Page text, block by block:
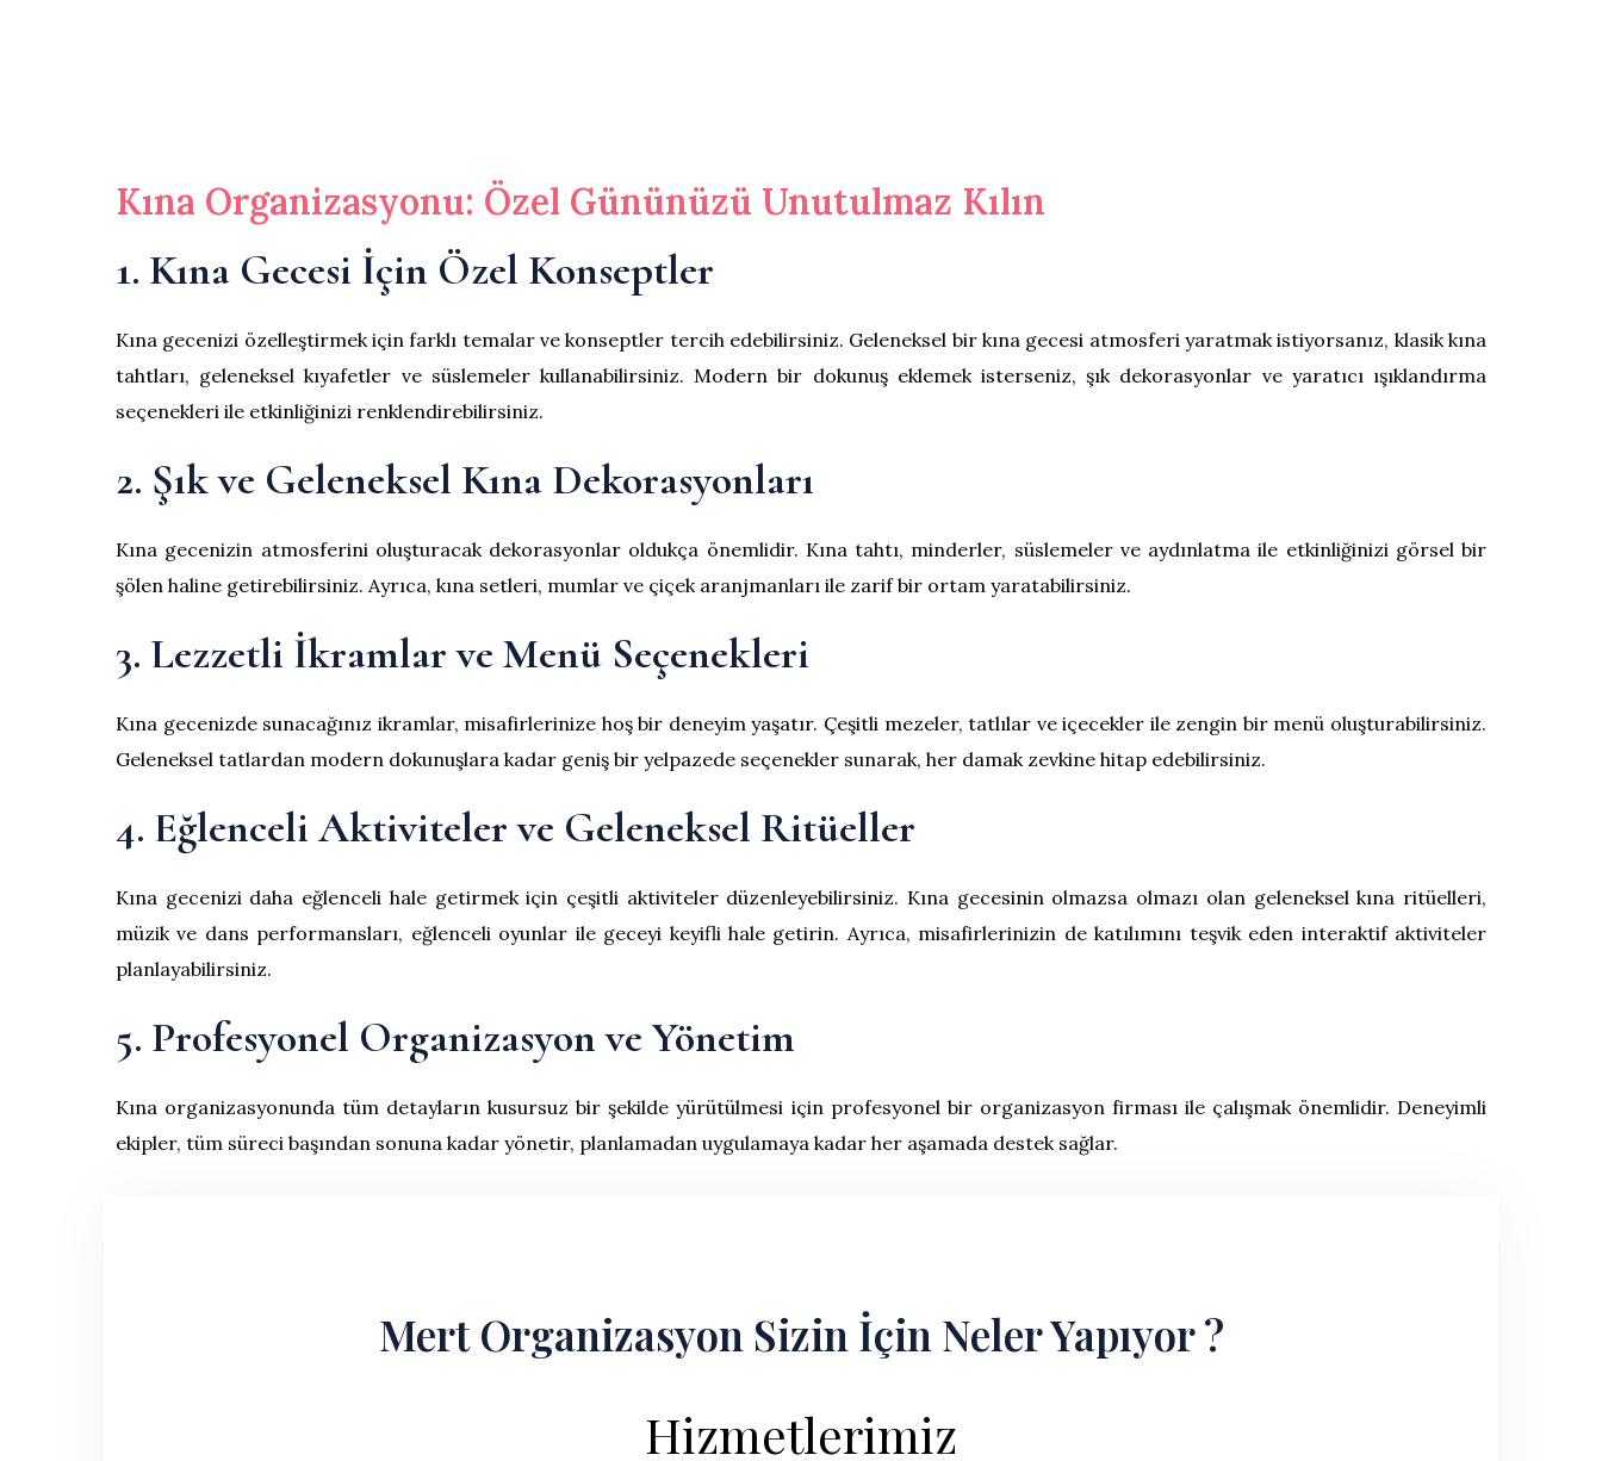
Kına Organizasyonu: Özel Gününüzü Unutulmaz Kılın
1. Kına Gecesi İçin Özel Konseptler
Kına gecenizi özelleştirmek için farklı temalar ve konseptler tercih edebilirsiniz. Geleneksel bir kına gecesi atmosferi yaratmak istiyorsanız, klasik kına
tahtları, geleneksel kıyafetler ve süslemeler kullanabilirsiniz. Modern bir dokunuş eklemek isterseniz, şık dekorasyonlar ve yaratıcı ışıklandırma
seçenekleri ile etkinliğinizi renklendirebilirsiniz.
2. Şık ve Geleneksel Kına Dekorasyonları
Kına gecenizin atmosferini oluşturacak dekorasyonlar oldukça önemlidir. Kına tahtı, minderler, süslemeler ve aydınlatma ile etkinliğinizi görsel bir
şölen haline getirebilirsiniz. Ayrıca, kına setleri, mumlar ve çiçek aranjmanları ile zarif bir ortam yaratabilirsiniz.
3. Lezzetli İkramlar ve Menü Seçenekleri
Kına gecenizde sunacağınız ikramlar, misafirlerinize hoş bir deneyim yaşatır. Çeşitli mezeler, tatlılar ve içecekler ile zengin bir menü oluşturabilirsiniz.
Geleneksel tatlardan modern dokunuşlara kadar geniş bir yelpazede seçenekler sunarak, her damak zevkine hitap edebilirsiniz.
4. Eğlenceli Aktiviteler ve Geleneksel Ritüeller
Kına gecenizi daha eğlenceli hale getirmek için çeşitli aktiviteler düzenleyebilirsiniz. Kına gecesinin olmazsa olmazı olan geleneksel kına ritüelleri,
müzik ve dans performansları, eğlenceli oyunlar ile geceyi keyifli hale getirin. Ayrıca, misafirlerinizin de katılımını teşvik eden interaktif aktiviteler
planlayabilirsiniz.
5. Profesyonel Organizasyon ve Yönetim
Kına organizasyonunda tüm detayların kusursuz bir şekilde yürütülmesi için profesyonel bir organizasyon firması ile çalışmak önemlidir. Deneyimli
ekipler, tüm süreci başından sonuna kadar yönetir, planlamadan uygulamaya kadar her aşamada destek sağlar.
Mert Organizasyon Sizin İçin Neler Yapıyor ?
Hizmetlerimiz